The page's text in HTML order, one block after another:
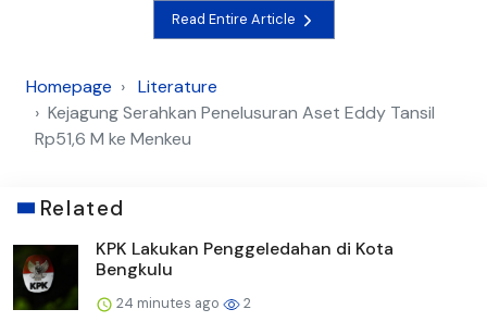
Read Entire Article
Homepage
Literature
Kejagung Serahkan Penelusuran Aset Eddy Tansil
Rp51,6 M ke Menkeu
Related
KPK Lakukan Penggeledahan di Kota
Bengkulu
24 minutes ago 2